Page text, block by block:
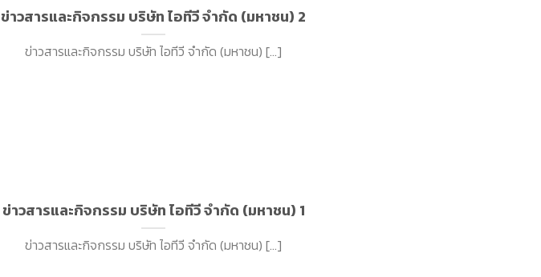
ข่าวสารและกิจกรรม บริษัท ไอทีวี จำกัด (มหาชน) 2
ข่าวสารและกิจกรรม บริษัท ไอทีวี จำกัด (มหาชน) [...]
ข่าวสารและกิจกรรม บริษัท ไอทีวี จำกัด (มหาชน) 1
ข่าวสารและกิจกรรม บริษัท ไอทีวี จำกัด (มหาชน) [...]